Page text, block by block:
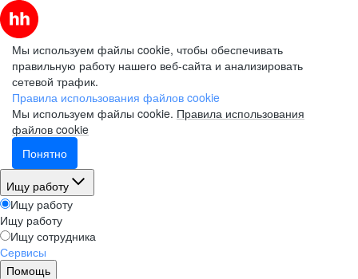
Мы используем файлы cookie, чтобы обеспечивать
правильную работу нашего веб-сайта и анализировать
сетевой трафик.
Правила использования файлов cookie
Мы используем файлы cookie. Правила использования
файлов cookie
Понятно
Ищу работу
Ищу работу
Ищу работу
Ищу сотрудника
Сервисы
Помощь